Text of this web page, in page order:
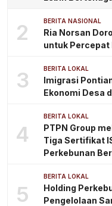
2 BERITA NASIONAL
Ria Norsan
untuk Percepat
3 BERITA LOKAL
Imigrasi
Ekonomi Desa
4
BERITA LOKAL
PTPN Group
Tiga Sertifikat
Perkebunan
5
BERITA LOKAL
Holding
Pengelolaan